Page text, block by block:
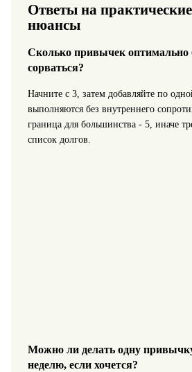
Ответы на
нюансы
Сколько привычек оптимально
сорваться?
Начните с 3, затем добавляйте по
выполняются без внутреннего
граница для большинства - 5, иначе
список долгов.
Можно ли делать одну
неделю, если хочется?